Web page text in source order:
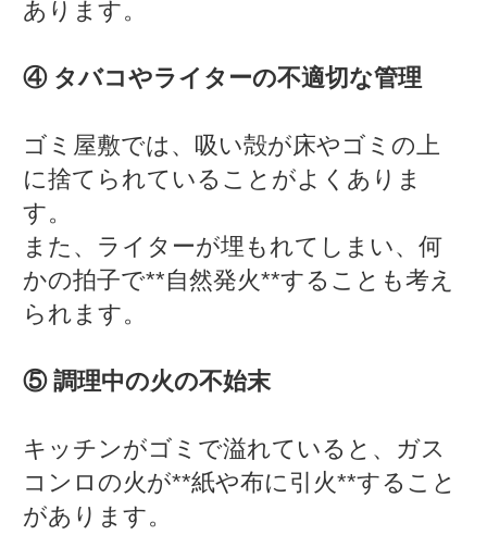
あります。
④ タバコやライターの不適切な管理
ゴミ屋敷では、吸い殻が床やゴミの上
に捨てられていることがよくありま
す。
また、ライターが埋もれてしまい、何
かの拍子で**自然発火**することも考え
られます。
⑤ 調理中の火の不始末
キッチンがゴミで溢れていると、ガス
コンロの火が**紙や布に引火**すること
があります。